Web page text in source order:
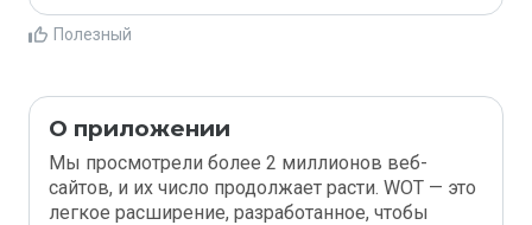
Полезный
О приложении
Мы просмотрели более 2 миллионов веб-
сайтов, и их число продолжает расти. WOT — это
легкое расширение, разработанное, чтобы